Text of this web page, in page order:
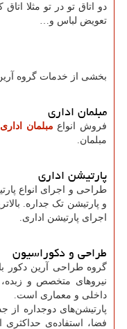
دو اتاق تو در تو مثلا
تعویض لباس و…
بخشی از خدمات گروه
مبلمان اداری
فروش انواع مبلمان اداری
مبلمان.
پارتیشن اداری
طراحی و اجرای انواع
و پارتیشن تک جداره.
اجرای پارتیشن اداری.
طراحی و دکوراسیون
گروه طراحی آرین دکور با
نیروهای متخصص و
داخلی و معماری است.
پارتیشن‌های دوجداره از
فضا، استفاده‌ی